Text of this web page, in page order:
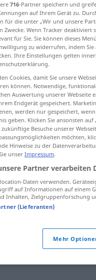
BR
travestieren (geh.),
716-Partner speichern und
auf Ihrem Gerät zu.
für die unter „Wir und unsere
Zwecke. Wenn Tracker
für Sie. Sie können dieses
zu widerrufen, indem
Ihre Einstellungen gelten
Cookies, damit Sie unsere
können. Notwendige,
Auswertung unserer
Endgerät gespeichert.
werden nur gespeichert,
geben. Klicken Sie ansonsten
Besuche unserer
möchten,
Hinweise zu der
unser Impressum.
Partner verarbeiten
Daten verwenden.
auf Informationen auf einem
Inhalten, Zielgruppenforschung
(Lieferanten)
Mehr